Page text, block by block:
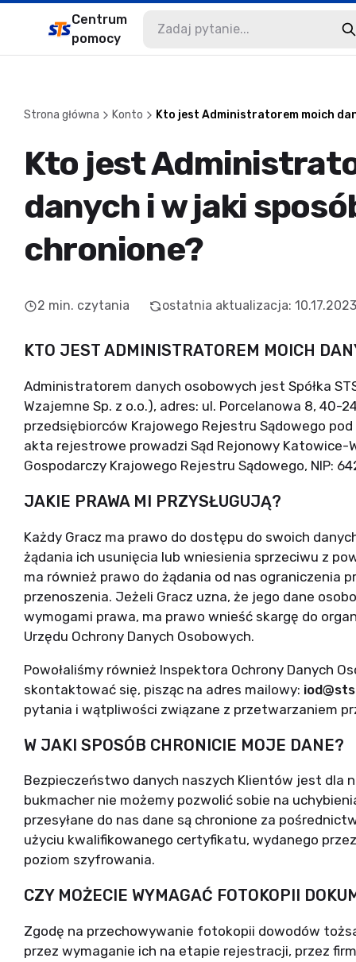
Centrum
pomocy
Strona główna Konto Kto jest Administratorem moich
Kto jest
danych i w jaki
chronione?
2 min. czytania ostatnia aktualizacja: 10.17.2023
KTO JEST ADMINISTRATOREM MOICH
Administratorem danych osobowych jest Spółka
Wzajemne Sp. z o.o.), adres: ul. Porcelanowa 8, 40-
przedsiębiorców Krajowego Rejestru Sądowego
akta rejestrowe prowadzi Sąd Rejonowy Katowice-
Gospodarczy Krajowego Rejestru Sądowego, NIP:
JAKIE PRAWA MI PRZYSŁUGUJĄ?
Każdy Gracz ma prawo do dostępu do swoich
żądania ich usunięcia lub wniesienia sprzeciwu z
ma również prawo do żądania od nas ograniczenia
przenoszenia. Jeżeli Gracz uzna, że jego dane
wymogami prawa, ma prawo wnieść skargę do
Urzędu Ochrony Danych Osobowych.
Powołaliśmy również Inspektora Ochrony Danych
skontaktować się, pisząc na adres mailowy:
pytania i wątpliwości związane z przetwarzaniem
W JAKI SPOSÓB CHRONICIE MOJE DANE?
Bezpieczeństwo danych naszych Klientów jest dla
bukmacher nie możemy pozwolić sobie na
przesyłane do nas dane są chronione za
użyciu kwalifikowanego certyfikatu, wydanego
poziom szyfrowania.
CZY MOŻECIE WYMAGAĆ FOTOKOPII
Zgodę na przechowywanie fotokopii dowodów
przez wymaganie ich na etapie rejestracji, przez